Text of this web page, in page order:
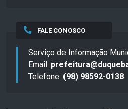
FALE CONOSCO
Serviço de Informação
Email:
Telefone: (98) 98592-0138